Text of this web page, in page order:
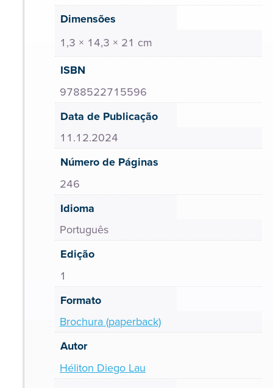
Dimensões
1,3 × 14,3 × 21 cm
ISBN
9788522715596
Data de Publicação
11.12.2024
Número de Páginas
246
Idioma
Português
Edição
1
Formato
Brochura (paperback)
Autor
Héliton Diego Lau